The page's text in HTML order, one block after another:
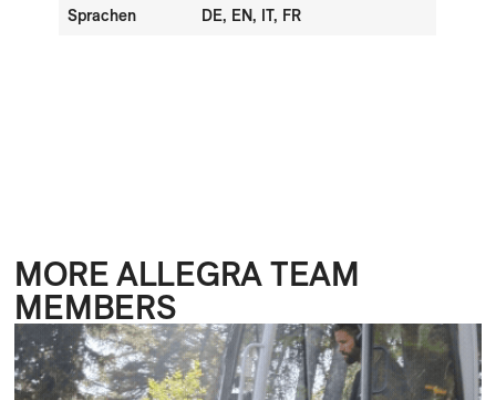
Sprachen
DE, EN, IT, FR
MORE ALLEGRA TEAM
MEMBERS